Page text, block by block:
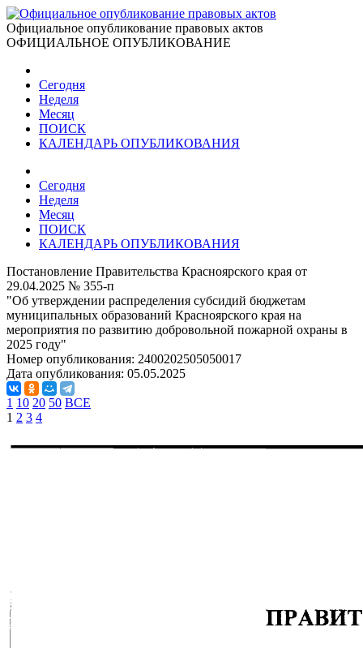
Официальное опубликование правовых актов
ОФИЦИАЛЬНОЕ ОПУБЛИКОВАНИЕ
Сегодня
Неделя
Месяц
ПОИСК
КАЛЕНДАРЬ ОПУБЛИКОВАНИЯ
Сегодня
Неделя
Месяц
ПОИСК
КАЛЕНДАРЬ ОПУБЛИКОВАНИЯ
Постановление Правительства Красноярского края от
29.04.2025 № 355-п
"Об утверждении распределения субсидий бюджетам
муниципальных образований Красноярского края на
мероприятия по развитию добровольной пожарной охраны в
2025 году"
Номер опубликования: 2400202505050017
Дата опубликования: 05.05.2025
1 10 20 50 ВСЕ
1 2 3 4